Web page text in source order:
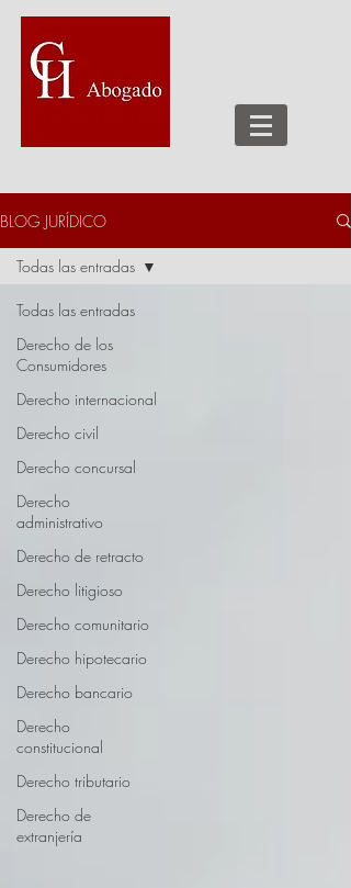
BLOG JURÍDICO
Todas las entradas
Derecho de los
Consumidores
Derecho internacional
Derecho civil
Derecho concursal
Derecho
administrativo
Derecho de retracto
Derecho litigioso
Derecho comunitario
Derecho hipotecario
Derecho bancario
Derecho
constitucional
Derecho tributario
Derecho de
extranjería
Todas las entradas